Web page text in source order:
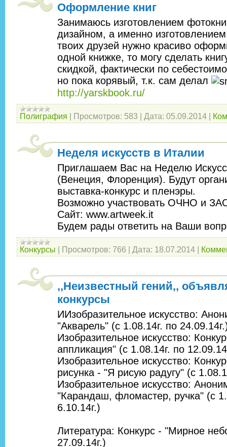
Оформление книг
Занимаюсь изготовлением
дизайном, а именно
твоих друзей нужно красиво
одной книжке, то могу сделать
скидкой, фактически по
но пока корявый, т.к. сам делал
http://yarskbook.ru/
Полиграфия Просмотров: 583 Дата: 05.09.2014
Неделя искусств в Италии
Приглашаем Вас на Неделю
(Венеция, Флоренция). Будут
выставка-конкурс и пленэры.
Возможно участвовать ОЧНО и
Сайт: www.artweek.it
Будем рады ответить на Ваши
Конкурсы Просмотров: 766 Дата: 18.07.2014
,,Неизвестный гений,,
конкурсы
ИИзобразительное искусство:
"Акварель" (с 1.08.14г. по
Изобразительное искусство:
аппликация" (с 1.08.14г. по
Изобразительное искусство:
рисунка - "Я рисую радугу" (с
Изобразительное искусство:
"Карандаш, фломастер, ручка" (с
6.10.14г.)
Литература: Конкурс - "Мирное
27.09.14г.)